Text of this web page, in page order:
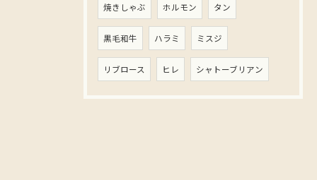
焼きしゃぶ ホルモン タン
黒毛和牛 ハラミ ミスジ
リブロース ヒレ シャトーブリアン